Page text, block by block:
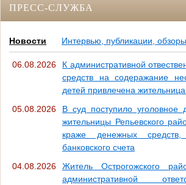
ПРЕСС-СЛУЖБА
Новости Интервью, публикации,
06.08.2026
К административной
средств на содеражание
детей привлечена жительница
05.08.2026
В суд поступило уголовное
жительницы Репьевского
краже денежных
банковского счета
04.08.2026
Житель Острогожского
административной